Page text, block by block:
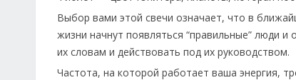
Выбор вами этой свечи означает, что в
жизни начнут появляться “правильные” люди
их словам и действовать под их руководством.
Частота, на которой работает ваша энергия,